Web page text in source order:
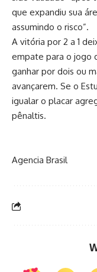
que expandiu sua
assumindo o risco”.
A vitória por 2 a 1
empate para o jogo
ganhar por dois ou
avançarem. Se o
igualar o placar
pênaltis.
Agencia Brasil